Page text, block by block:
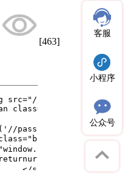
[463]
客服
小程序
公众号